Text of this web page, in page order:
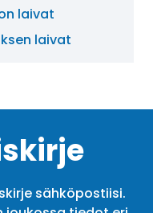
laivat
laivat
sähköpostiisi.